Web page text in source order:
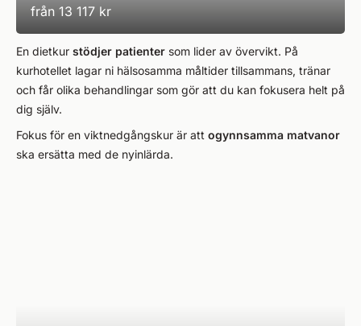
från 13 117 kr
En dietkur stödjer patienter som lider av övervikt. På
kurhotellet lagar ni hälsosamma måltider tillsammans, tränar
och får olika behandlingar som gör att du kan fokusera helt på
dig själv.
Fokus för en viktnedgångskur är att ogynnsamma matvanor
ska ersätta med de nyinlärda.